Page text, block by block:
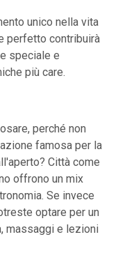
unico nella vita
perfetto contribuirà
speciale e
più care.
perché non
famosa per la
Città come
offrono un mix
Se invece
optare per un
massaggi e lezioni